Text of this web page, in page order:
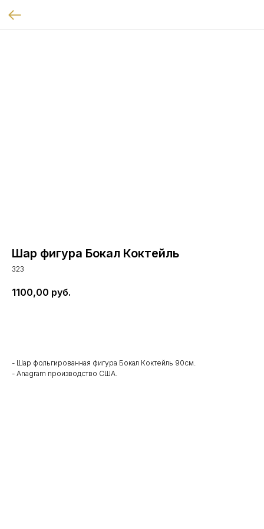
Шар фигура Бокал Коктейль
323
1100,00 руб.
- Шар фольгированная фигура Бокал Коктейль 90см.
- Anagram производство США.